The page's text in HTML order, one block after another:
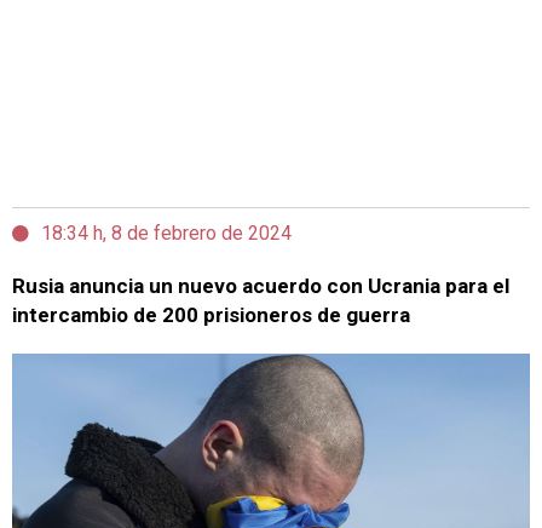
18:34 h, 8 de febrero de 2024
Rusia anuncia un nuevo acuerdo con Ucrania para el
intercambio de 200 prisioneros de guerra